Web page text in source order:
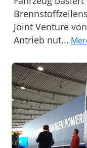
Joint Venture
Antrieb nut...